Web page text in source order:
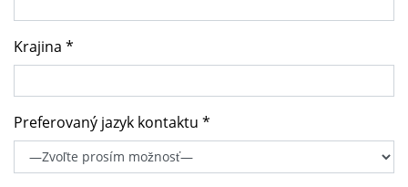
Krajina *
Preferovaný jazyk kontaktu *